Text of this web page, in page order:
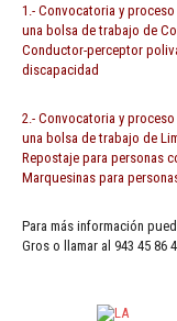
1.- Convocatoria y
una bolsa de trabajo de
Conductor-perceptor
discapacidad
2.- Convocatoria y
una bolsa de trabajo de
Repostaje para personas
Marquesinas para
Para más información
Gros o llamar al 943 45 86